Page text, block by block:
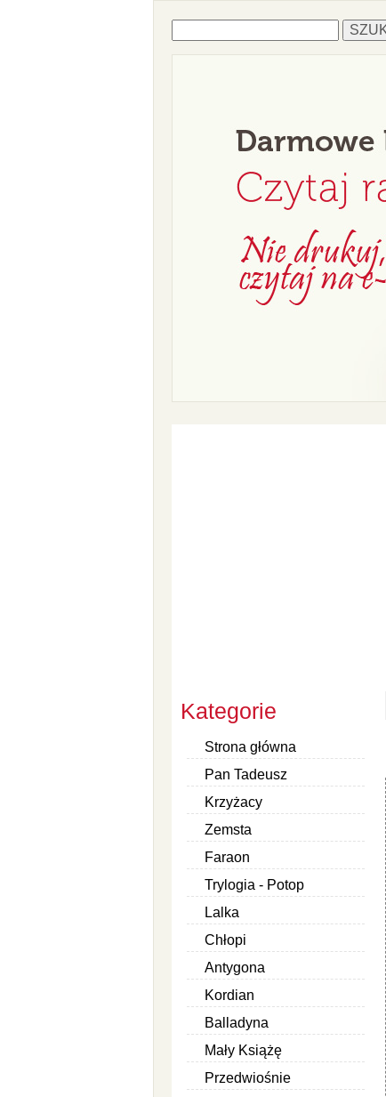
Kategorie
Strona główna
Pan Tadeusz
Krzyżacy
Zemsta
Faraon
Trylogia - Potop
Lalka
Chłopi
Antygona
Kordian
Balladyna
Mały Książę
Przedwiośnie